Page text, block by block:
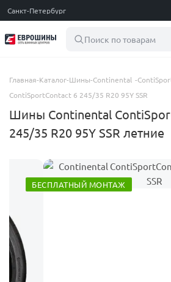
Санкт-Петербург
Поиск по товарам
Главная-Каталог-Шины-Continental -
ContiSportContact 6 245/35 R20 95Y SSR
Шины Continental
245/35 R20 95Y SSR летние
БЕСПЛАТНЫЙ МОНТАЖ